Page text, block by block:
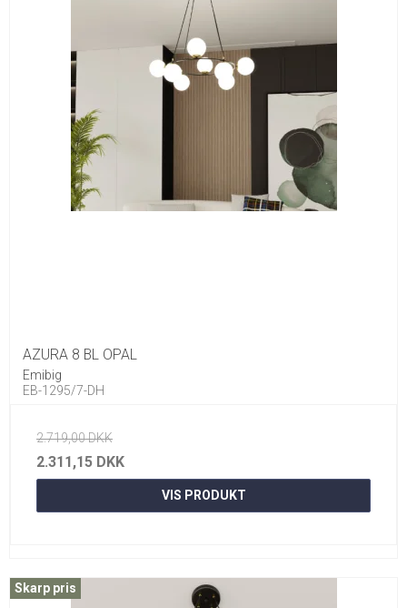
AZURA 8 BL OPAL
Emibig
EB-1295/7-DH
2.719,00 DKK
2.311,15 DKK
VIS PRODUKT
Skarp pris